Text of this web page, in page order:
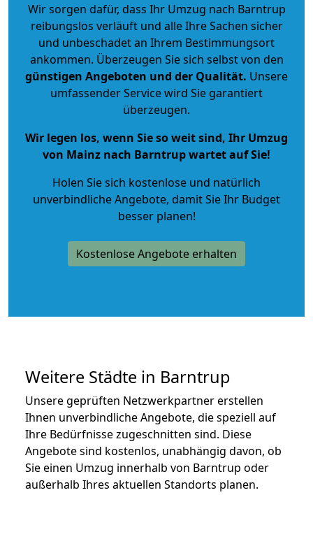
Wir sorgen dafür, dass Ihr Umzug nach Barntrup
reibungslos verläuft und alle Ihre Sachen sicher
und unbeschadet an Ihrem Bestimmungsort
ankommen. Überzeugen Sie sich selbst von den
günstigen Angeboten und der Qualität. Unsere
umfassender Service wird Sie garantiert
überzeugen.
Wir legen los, wenn Sie so weit sind, Ihr Umzug
von Mainz nach Barntrup wartet auf Sie!
Holen Sie sich kostenlose und natürlich
unverbindliche Angebote, damit Sie Ihr Budget
besser planen!
Kostenlose Angebote erhalten
Weitere Städte in Barntrup
Unsere geprüften Netzwerkpartner erstellen
Ihnen unverbindliche Angebote, die speziell auf
Ihre Bedürfnisse zugeschnitten sind. Diese
Angebote sind kostenlos, unabhängig davon, ob
Sie einen Umzug innerhalb von Barntrup oder
außerhalb Ihres aktuellen Standorts planen.